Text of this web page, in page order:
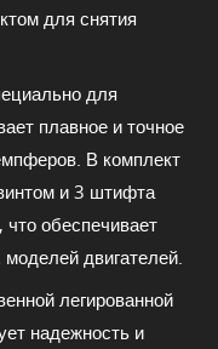
для снятия
для
плавное и точное
В комплект
и 3 штифта
обеспечивает
двигателей.
легированной
надежность и